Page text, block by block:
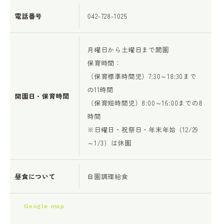
電話番号 042-728-1025
開園日・保育時間
月曜日から土曜日まで開園
保育時間：
（保育標準時間児）7:30～18:30まで
の11時間
（保育短時間児）8:00～16:00までの8
時間
※日曜日・祝祭日・年末年始（12/29
～1/3）は休園
昼食について 自園調理給食
Google map